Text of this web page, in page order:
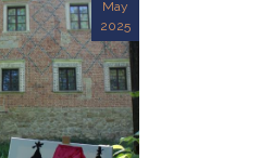
May
2025